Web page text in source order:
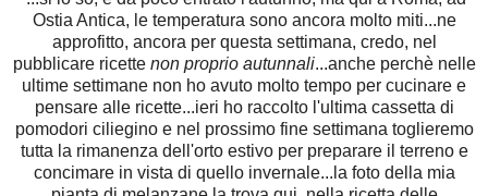
Ostia Antica, le temperatura sono ancora molto miti...ne
approfitto, ancora per questa settimana, credo, nel
pubblicare ricette non proprio autunnali...anche perchè nelle
ultime settimane non ho avuto molto tempo per cucinare e
pensare alle ricette...ieri ho raccolto l'ultima cassetta di
pomodori ciliegino e nel prossimo fine settimana toglieremo
tutta la rimanenza dell'orto estivo per preparare il terreno e
concimare in vista di quello invernale...la foto della mia